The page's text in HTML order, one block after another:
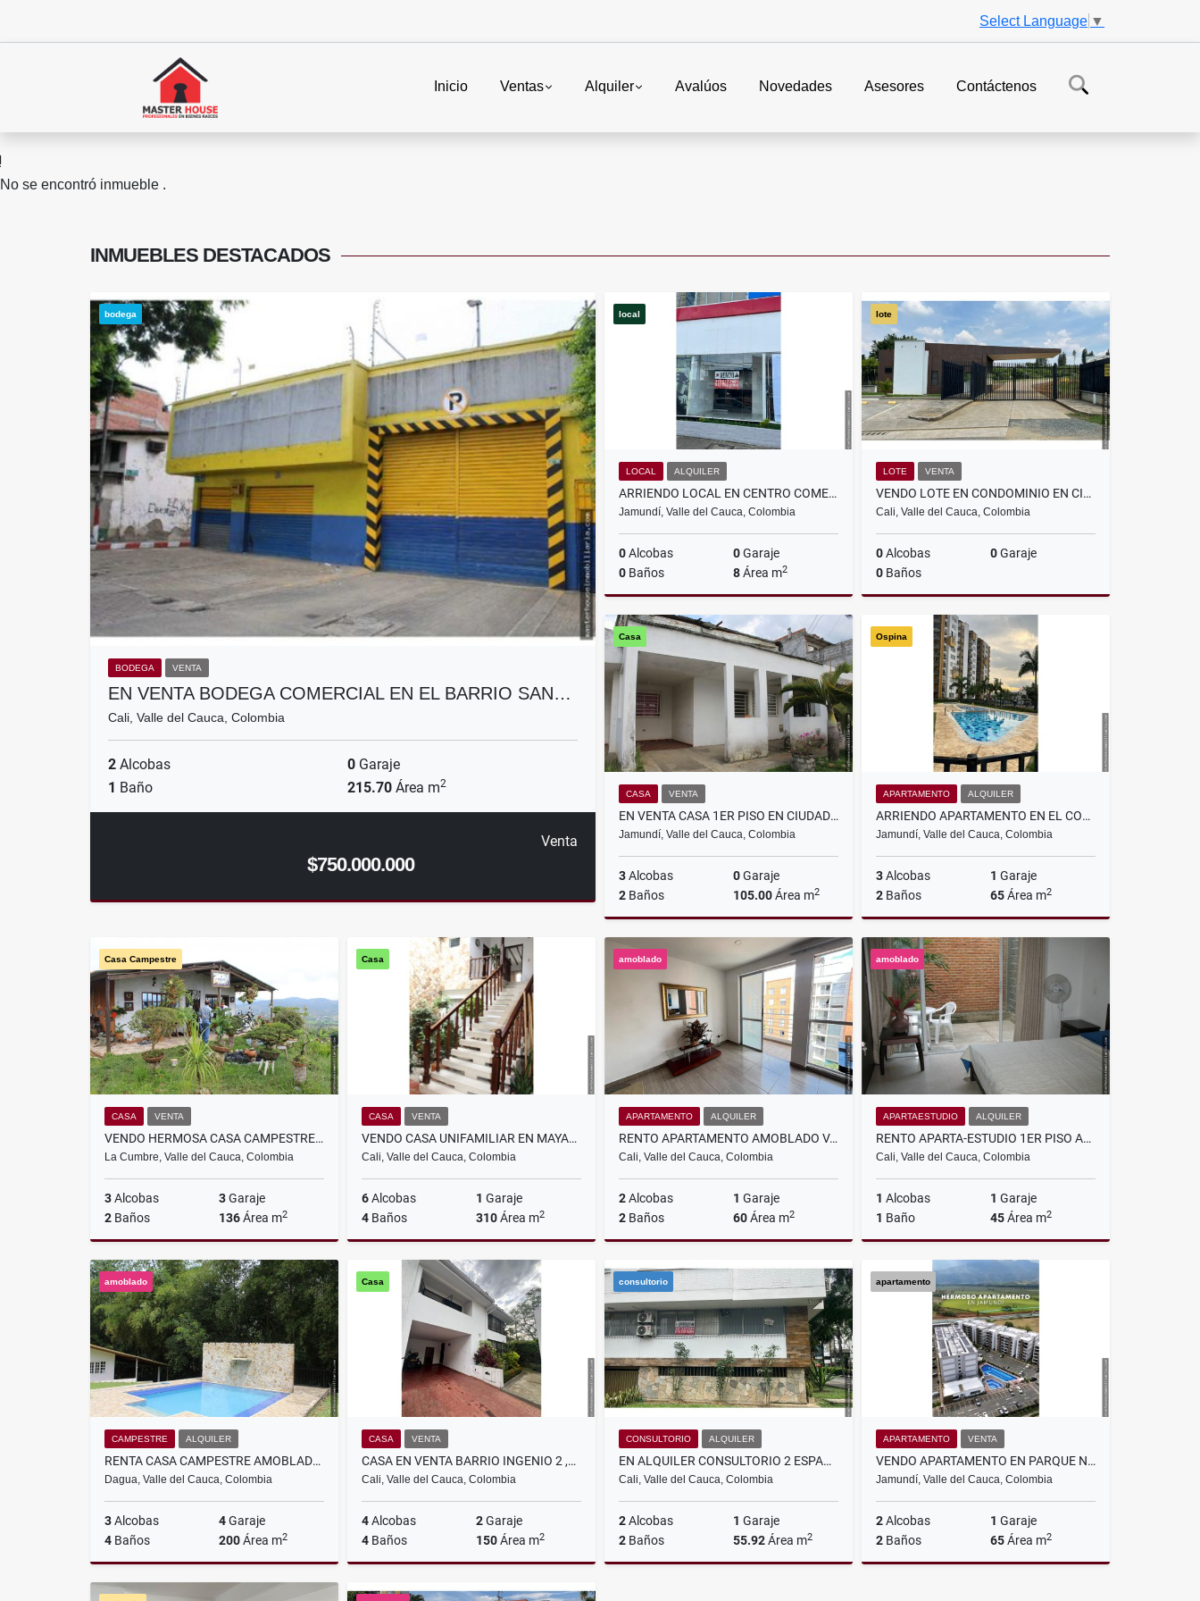
Select Language ▼
Inicio Ventas Alquiler Avalúos Novedades Asesores Contáctenos
No se encontró inmueble .
INMUEBLES DESTACADOS
bodega
BODEGA VENTA
EN VENTA BODEGA COMERCIAL EN EL BARRIO SAN…
Cali, Valle del Cauca, Colombia
2 Alcobas 0 Garaje
1 Baño 215.70 Área m2
Venta
$750.000.000
local
LOCAL ALQUILER
ARRIENDO LOCAL EN CENTRO COMERCIAL CAÑA DULCE, JAMUNDÍ
Jamundí, Valle del Cauca, Colombia
0Alcobas 0Garaje
0 Baños 8Área m2
Alquiler
$1.000.000
lote
LOTE VENTA
VENDO LOTE EN CONDOMINIO EN CIUDAD JARDIN, CALI
Cali, Valle del Cauca, Colombia
0Alcobas 0Garaje
0 Baños
$480.000.000
Casa
CASA VENTA
EN VENTA CASA 1ER PISO EN CIUDAD DE DIOS, JAMUNDÍ
Jamundí, Valle del Cauca, Colombia
3Alcobas 0Garaje
2 Baños 105.00Área m2
Venta
$220.000.000
Ospina
APARTAMENTO ALQUILER
ARRIENDO APARTAMENTO EN EL CONJUNTO RESIDENCIAL LA ARBOLEDA
Jamundí, Valle del Cauca, Colombia
3Alcobas 1 Garaje
2 Baños 65Área m2
$1.000.000
Casa Campestre
CASA VENTA
VENDO HERMOSA CASA CAMPESTRE EN LA CUMBRE , VALLE
La Cumbre, Valle del Cauca, Colombia
3Alcobas 3Garaje
2 Baños 136Área m2
Venta
$370.000.000
Casa
CASA VENTA
VENDO CASA UNIFAMILIAR EN MAYAPAN LAS VEGAS, CALI
Cali, Valle del Cauca, Colombia
6Alcobas 1 Garaje
4 Baños 310Área m2
$780.000.000
amoblado
APARTAMENTO ALQUILER
RENTO APARTAMENTO AMOBLADO VALLE DEL LILI, CALI
Cali, Valle del Cauca, Colombia
2Alcobas 1 Garaje
2 Baños 60Área m2
Alquiler
$2.700.000
amoblado
APARTAESTUDIO ALQUILER
RENTO APARTA-ESTUDIO 1ER PISO AMOBLADO EN EL BARRIO EL CEDRO,CALI
Cali, Valle del Cauca, Colombia
1 Alcobas 1 Garaje
1 Baño 45Área m2
$1.900.000
amoblado
CAMPESTRE ALQUILER
RENTA CASA CAMPESTRE AMOBLADO EN KILOMETRO 30,CALI
Dagua, Valle del Cauca, Colombia
3Alcobas 4Garaje
4 Baños 200Área m2
Alquiler
Casa
CASA VENTA
CASA EN VENTA BARRIO INGENIO 2 ,CALI
Cali, Valle del Cauca, Colombia
4Alcobas 2Garaje
4 Baños 150Área m2
Venta
consultorio
CONSULTORIO ALQUILER
EN ALQUILER CONSULTORIO 2 ESPACIOS EN VERSALLES, CALI
Cali, Valle del Cauca, Colombia
2Alcobas 1 Garaje
2 Baños 55.92Área m2
apartamento
APARTAMENTO VENTA
VENDO APARTAMENTO EN PARQUE NATURA, JAMUNDÍ
Jamundí, Valle del Cauca, Colombia
2Alcobas 1 Garaje
2 Baños 65Área m2